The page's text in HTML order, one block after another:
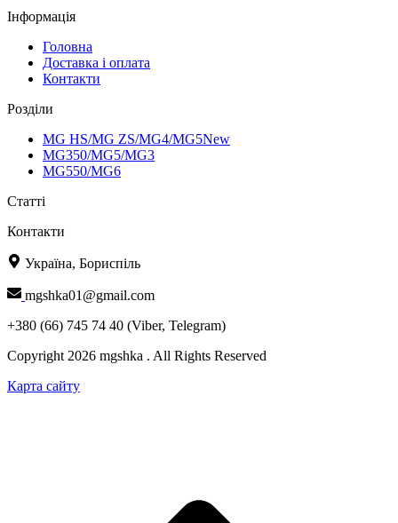
Інформація
Головна
Доставка і оплата
Контакти
Розділи
MG HS/MG ZS/MG4/MG5New
MG350/MG5/MG3
MG550/MG6
Статті
Контакти
Україна, Бориспіль
mgshka01@gmail.com
+380 (66) 745 74 40 (Viber, Telegram)
Copyright 2026 mgshka . All Rights Reserved
Карта сайту